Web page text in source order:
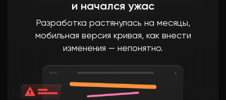
и начался ужас
Разработка растянулась на месяцы,
мобильная версия кривая, как внести
изменения — непонятно.